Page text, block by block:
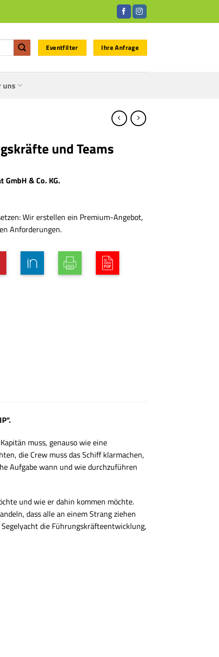
Eventfilter Ihre Anfrage
uns
und Teams
GmbH & Co. KG.
Wir erstellen ein Premium-Angebot,
Anforderungen.
muss, genauso wie eine
die Crew muss das Schiff klarmachen,
Aufgabe wann und wie durchzuführen
und wie er dahin kommen möchte.
dass alle an einem Strang ziehen
die Führungskräfteentwicklung,